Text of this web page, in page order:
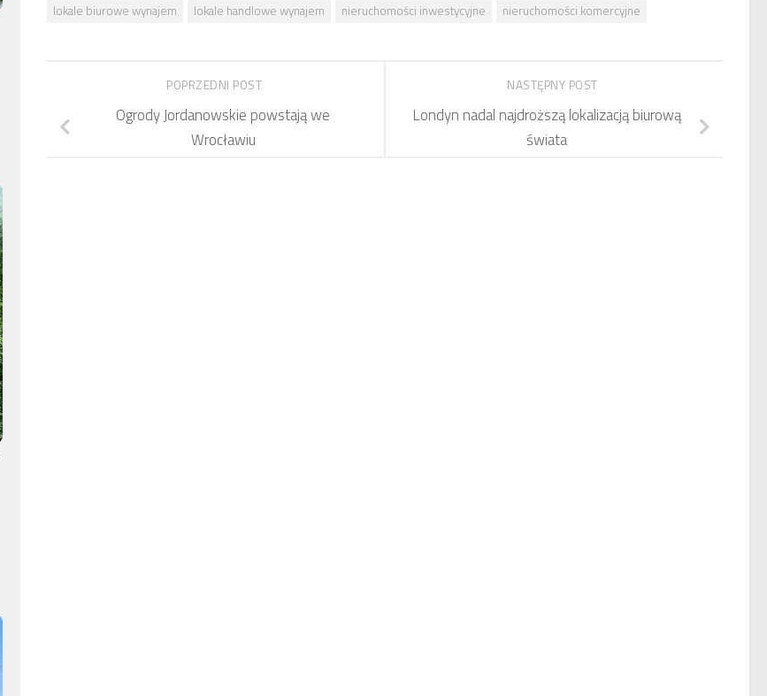
lokale biurowe wynajem
lokale handlowe wynajem nieruchomości inwestycyjne nieruchomości komercyjne
NASTĘPNY POST
Londyn nadal najdroższą lokalizacją biurową
świata
POPRZEDNI POST
Ogrody Jordanowskie powstają we
Wrocławiu